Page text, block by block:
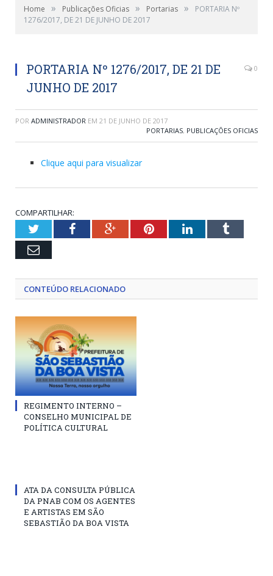
Home » Publicações Oficias » Portarias »
PORTARIA Nº
1276/2017, DE 21 DE JUNHO DE 2017
PORTARIA Nº 1276/2017, DE 21 DE
JUNHO DE 2017
0
POR ADMINISTRADOR EM 21 DE JUNHO DE 2017
PORTARIAS, PUBLICAÇÕES OFICIAS
Clique aqui para visualizar
COMPARTILHAR:
TwitterFacebookGoogle+PinterestLinkedInTumblr
Email
CONTEÚDO RELACIONADO
REGIMENTO INTERNO –
CONSELHO MUNICIPAL DE
POLÍTICA CULTURAL
ATA DA CONSULTA PÚBLICA
DA PNAB COM OS AGENTES
E ARTISTAS EM SÃO
SEBASTIÃO DA BOA VISTA